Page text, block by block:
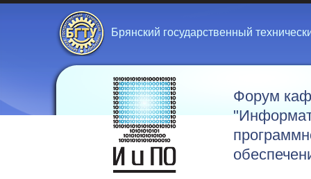
Брянский государственный
Форум